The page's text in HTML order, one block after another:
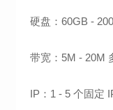
硬盘：60GB -
带宽：5M - 20M
IP：1 - 5 个固定